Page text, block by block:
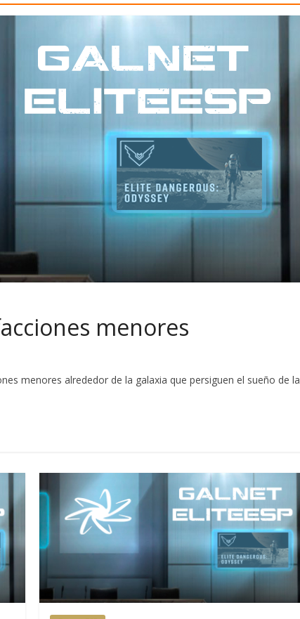
menores
menores alrededor de la galaxia que persiguen el sueño de la